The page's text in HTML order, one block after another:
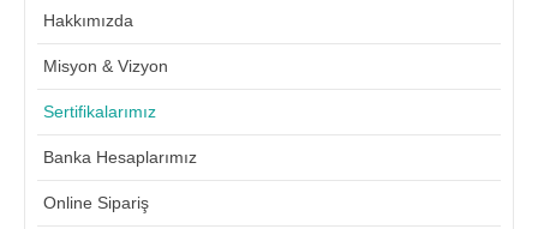
Hakkımızda
Misyon & Vizyon
Sertifikalarımız
Banka Hesaplarımız
Online Sipariş